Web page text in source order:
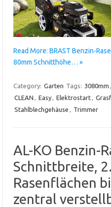
Read More: BRAST Benzin-
80mm Schnitthöhe… »
Category: Garten Tags: 3080mm ,
CLEAN , Easy, Elektrostart,
Stahlblechgehäuse , Trimmer
AL-KO Benzin-
Schnittbreite,
Rasenflächen
zentral